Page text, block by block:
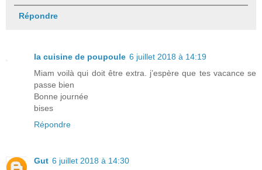
Répondre
la cuisine de poupoule 6 juillet 2018 à 14:19
Miam voilà qui doit être extra. j’espère que tes vacance se
passe bien
Bonne journée
bises
Répondre
Gut 6 juillet 2018 à 14:30